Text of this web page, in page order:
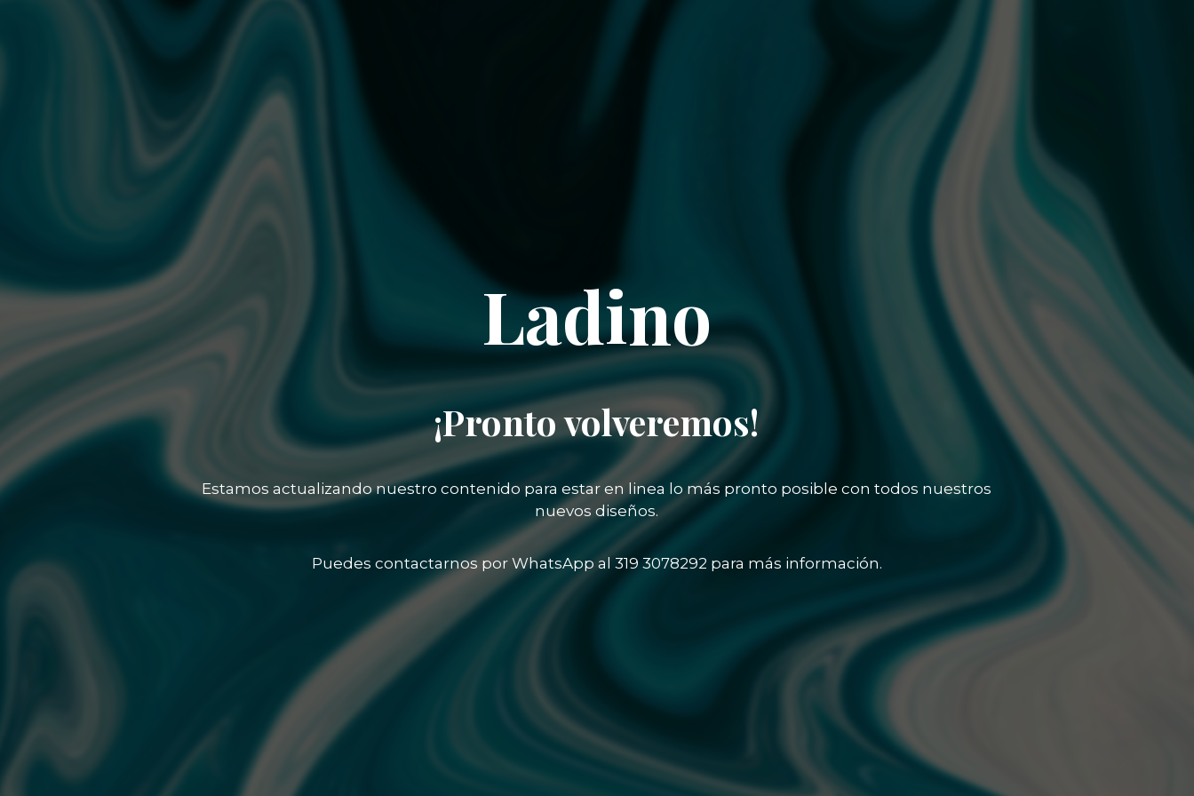
Ladino
¡Pronto volveremos!
Estamos actualizando nuestro contenido para estar en linea lo más pronto posible con todos nuestros
nuevos diseños.
Puedes contactarnos por WhatsApp al 319 3078292 para más información.